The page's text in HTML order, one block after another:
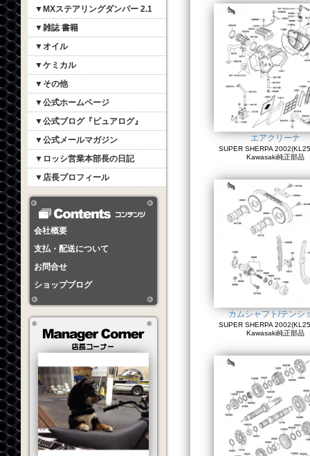
▼MXステアリングダンパー 2.1
▼雑誌 書籍
▼オイル
▼ケミカル
▼その他
▼公式ホームページ
▼公式ブログ『ピュアログ』
▼公式メールマガジン
▼ロッシ営業本部長の日記
▼店長プロフィール
会社概要
支払・配送について
お問合せ
ショップブログ
エアクリーナ
SUPER SHERPA
Kawasaki純正部品
カムシャフト/テンシ
SUPER SHERPA
Kawasaki純正部品